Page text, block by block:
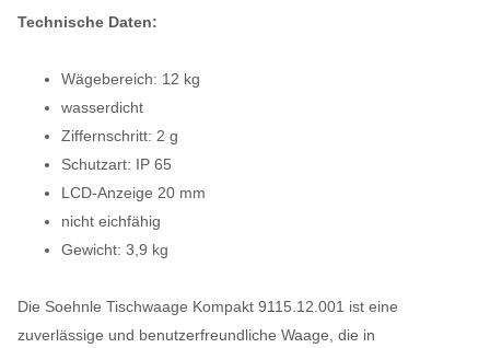
Technische Daten:
Wägebereich: 12 kg
wasserdicht
Ziffernschritt: 2 g
Schutzart: IP 65
LCD-Anzeige 20 mm
nicht eichfähig
Gewicht: 3,9 kg
Die Soehnle Tischwaage Kompakt 9115.12.001 ist eine
zuverlässige und benutzerfreundliche Waage, die in